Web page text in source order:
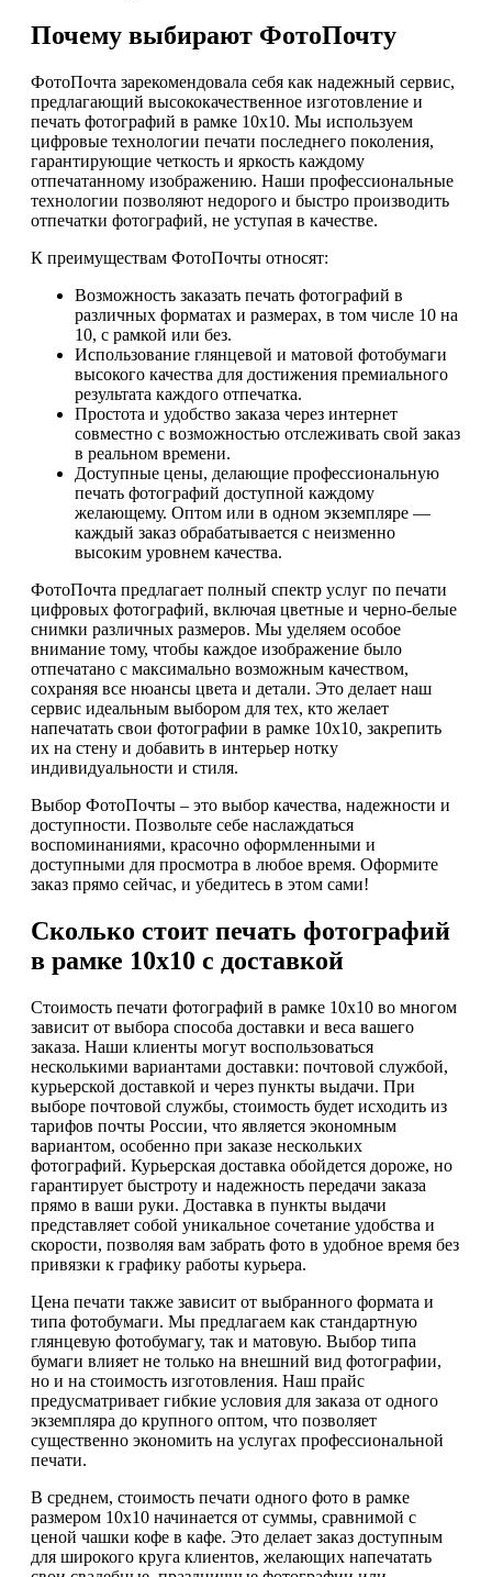
Почему выбирают ФотоПочту
ФотоПочта зарекомендовала себя как надежный сервис,
предлагающий высококачественное изготовление и
печать фотографий в рамке 10х10. Мы используем
цифровые технологии печати последнего поколения,
гарантирующие четкость и яркость каждому
отпечатанному изображению. Наши профессиональные
технологии позволяют недорого и быстро производить
отпечатки фотографий, не уступая в качестве.
К преимуществам ФотоПочты относят:
Возможность заказать печать фотографий в
различных форматах и размерах, в том числе 10 на
10, с рамкой или без.
Использование глянцевой и матовой фотобумаги
высокого качества для достижения премиального
результата каждого отпечатка.
Простота и удобство заказа через интернет
совместно с возможностью отслеживать свой заказ
в реальном времени.
Доступные цены, делающие профессиональную
печать фотографий доступной каждому
желающему. Оптом или в одном экземпляре —
каждый заказ обрабатывается с неизменно
высоким уровнем качества.
ФотоПочта предлагает полный спектр услуг по печати
цифровых фотографий, включая цветные и черно-белые
снимки различных размеров. Мы уделяем особое
внимание тому, чтобы каждое изображение было
отпечатано с максимально возможным качеством,
сохраняя все нюансы цвета и детали. Это делает наш
сервис идеальным выбором для тех, кто желает
напечатать свои фотографии в рамке 10х10, закрепить
их на стену и добавить в интерьер нотку
индивидуальности и стиля.
Выбор ФотоПочты – это выбор качества, надежности и
доступности. Позвольте себе наслаждаться
воспоминаниями, красочно оформленными и
доступными для просмотра в любое время. Оформите
заказ прямо сейчас, и убедитесь в этом сами!
Сколько стоит печать фотографий
в рамке 10х10 с доставкой
Стоимость печати фотографий в рамке 10х10 во многом
зависит от выбора способа доставки и веса вашего
заказа. Наши клиенты могут воспользоваться
несколькими вариантами доставки: почтовой службой,
курьерской доставкой и через пункты выдачи. При
выборе почтовой службы, стоимость будет исходить из
тарифов почты России, что является экономным
вариантом, особенно при заказе нескольких
фотографий. Курьерская доставка обойдется дороже, но
гарантирует быстроту и надежность передачи заказа
прямо в ваши руки. Доставка в пункты выдачи
представляет собой уникальное сочетание удобства и
скорости, позволяя вам забрать фото в удобное время без
привязки к графику работы курьера.
Цена печати также зависит от выбранного формата и
типа фотобумаги. Мы предлагаем как стандартную
глянцевую фотобумагу, так и матовую. Выбор типа
бумаги влияет не только на внешний вид фотографии,
но и на стоимость изготовления. Наш прайс
предусматривает гибкие условия для заказа от одного
экземпляра до крупного оптом, что позволяет
существенно экономить на услугах профессиональной
печати.
В среднем, стоимость печати одного фото в рамке
размером 10х10 начинается от суммы, сравнимой с
ценой чашки кофе в кафе. Это делает заказ доступным
для широкого круга клиентов, желающих напечатать